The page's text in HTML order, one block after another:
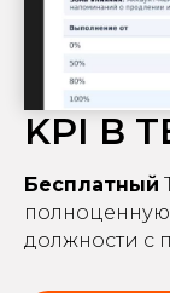
KPI В
Бесплатный
полноценную
должности с